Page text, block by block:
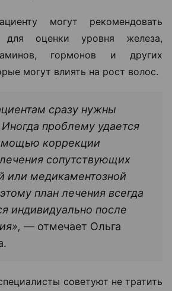
могут рекомендовать
для оценки уровня железа,
гормонов и других
могут влиять на рост волос.
сразу нужны
проблему удается
коррекции
сопутствующих
или медикаментозной
план лечения всегда
индивидуально после
— отмечает Ольга
советуют не тратить